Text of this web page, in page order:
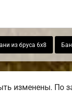
из бруса 6х8
изменены. По